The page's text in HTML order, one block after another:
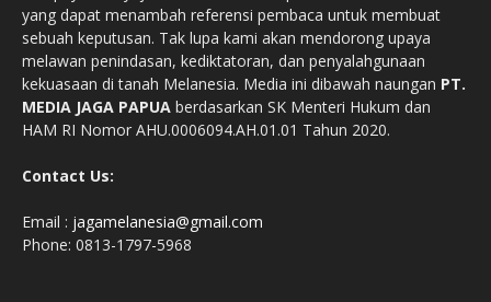
yang dapat menambah referensi pembaca untuk membuat
sebuah keputusan. Tak lupa kami akan mendorong upaya
melawan penindasan, kediktatoran, dan penyalahgunaan
kekuasaan di tanah Melanesia. Media ini dibawah naungan PT.
MEDIA JAGA PAPUA berdasarkan SK Menteri Hukum dan
HAM RI Nomor AHU.0006094.AH.01.01 Tahun 2020.
Contact Us:
Email : jagamelanesia@gmail.com
Phone: 0813-1797-5968